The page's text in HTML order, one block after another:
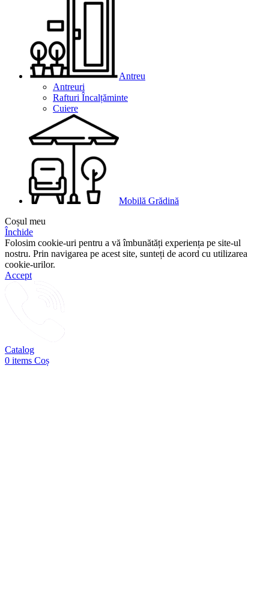
Antreu
Antreuri
Rafturi Încalțăminte
Cuiere
Mobilă Grădină
Coșul meu
Închide
Folosim cookie-uri pentru a vă îmbunătăți experiența pe site-ul
nostru. Prin navigarea pe acest site, sunteți de acord cu utilizarea
cookie-urilor.
Accept
Catalog
0 items Coș